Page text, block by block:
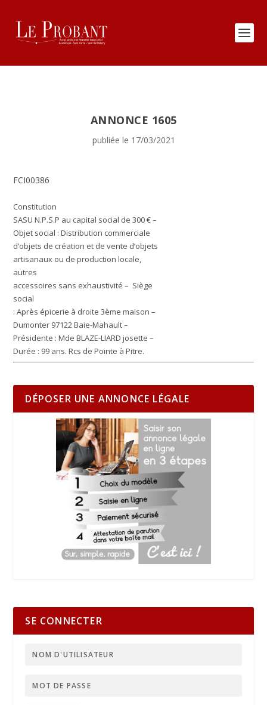
ANNONCE 1605
publiée le 17/03/2021
FCI00386
Constitution
SASU N.P.S.P au capital social de 300 € –
Objet social : Distribution commerciale
d’objets de création et de vente d’objets
artisanaux ou de production locale,
autres
accessoires sans exhaustivité – Siège
social
: Après épicerie à droite 3ème maison –
Dumonter 97122 Baie-Mahault –
Présidente : Mde BLAZE-LIARD josette –
Durée : 99 ans. Rcs de Pointe à Pitre.
DÉPOSER UNE ANNONCE LÉGALE
SE CONNECTER